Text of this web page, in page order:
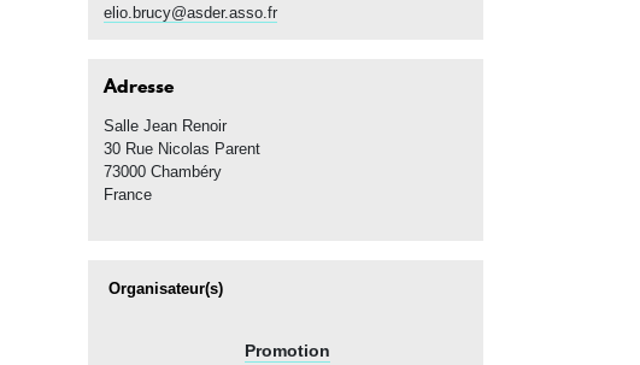
elio.brucy@asder.asso.fr
Adresse
Salle Jean Renoir
30 Rue Nicolas Parent
73000 Chambéry
France
Organisateur(s)
Promotion